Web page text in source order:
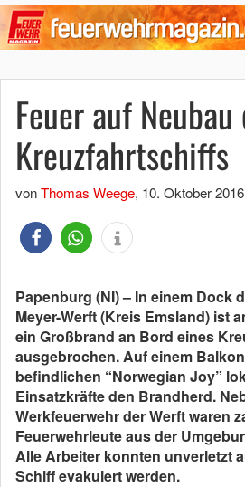
Feuer auf
Kreuzfahrtschiffs
vonThomas Weege, 10. Oktober 2016
Papenburg (NI) – In einem Dock
Meyer-Werft (Kreis Emsland) ist
ein Großbrand an Bord eines
ausgebrochen. Auf einem
befindlichen “Norwegian Joy”
Einsatzkräfte den Brandherd.
Werkfeuerwehr der Werft waren
Feuerwehrleute aus der
Alle Arbeiter konnten unverletzt
Schiff evakuiert werden.